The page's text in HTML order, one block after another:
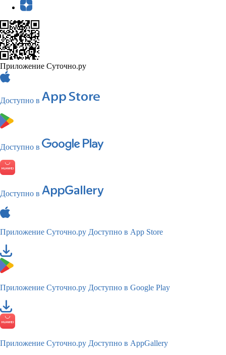
Приложение Суточно.ру
Доступно в
Доступно в
Доступно в
Приложение Суточно.ру Доступно в App Store
Приложение Суточно.ру Доступно в Google Play
Приложение Суточно.ру Доступно в AppGallery